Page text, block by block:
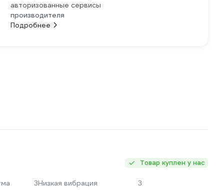
авторизованные сервисы
производителя
Подробнее
Товар куплен у нас
3Низкая вибрация 3